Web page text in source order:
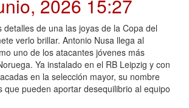
2026 15:27
detalles de una las joyas de la Copa del
verlo brillar. Antonio Nusa llega al
uno de los atacantes jóvenes más
Ya instalado en el RB Leipzig y con
en la selección mayor, su nombre
que pueden aportar desequilibrio al equipo